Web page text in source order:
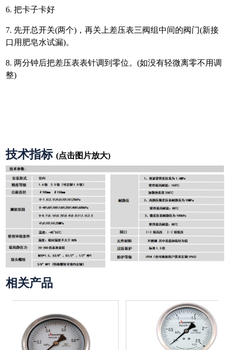
6. 把卡子卡好
7. 先开总开关(两个)，再关上差压表三阀组中间的阀门(新接
口用肥皂水试漏)。
8. 两分钟后把差压表表针调到零位。(如没有轻微离零不用调
整)
技术指标(点击图片放大)
相关产品